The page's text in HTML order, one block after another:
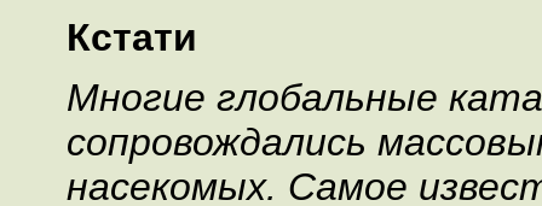
Кстати
Многие глобальные
сопровождались
насекомых. Самое